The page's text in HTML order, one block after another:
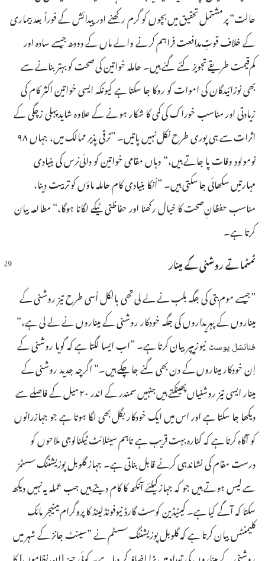
حالت“‏ پر مشتمل تحقیق میں بچوں کو گرم رکھنے اور پیدائش کے فوراً بعد بیماری
کے خلاف قوتِ‌مدافعت فراہم کرنے والے ماں کے دودھ جیسے سادہ اور
کم‌قیمت طریقے تجویز کئے گئے ہیں۔‏ حاملہ خواتین کی صحت کو بہتر بنانے سے
بھی نوزائیدگان کی اموات کو روکا جا سکتا ہے کیونکہ ایسی خواتین اکثر کام کی
زیادتی اور مناسب خوراک کی کمی کا شکار ہونے کے علاوہ شاید پہلی زچگی کے
اثرات سے ہی پوری طرح نکل نہیں پاتیں۔‏ ”‏ترقی پذیر ممالک میں،‏ جہاں ۹۸
نومولود وفات پا جاتے ہیں،‏“‏ وہاں مقامی خواتین کو دائی‌نرس کی بنیادی
مہارتیں سکھائی جا سکتی ہیں۔‏ ”‏اُنکا بنیادی کام حاملہ ماؤں کو تربیت دینا،‏
مناسب حفظانِ‌صحت کا خیال رکھنا اور حفاظتی ٹیکے لگانا ہوگا،‏“‏ مطالعہ بیان
کرتا ہے۔‏
ٹمٹماتے روشنی کے مینار
‏”‏جیسے موم‌بتی کی جگہ بلب نے لے لی تھی بالکل اُسی طرح تیز روشنی کے
میناروں کے پہریداروں کی جگہ خودکار روشنی کے میناروں نے لے لی ہے،‏“‏
فنانشل پوسٹنیوزپیپر بیان کرتا ہے۔‏ ”‏اب ایسا لگتا ہے کہ گویا روشنی کے
اِن خودکار میناروں کے دن بھی گنے جا چکے ہیں۔‏“‏ اگرچہ جدید روشنی کے
مینار ایسی تیز روشنیاں پھینکتے ہیں جنہیں سمندر کے اندر ۲۰ میل کے فاصلے سے
دیکھا جا سکتا ہے اور اس میں ایک خودکار بگل بھی لگا ہوتا ہے جو جہازرانوں
کو آگاہ کرتا ہے کہ کنارہ بہت قریب ہے تاہم سیٹلائٹ ٹیکنالوجی ملاحوں کو
درست مقام کی نشاندہی کرنے قابل بناتی ہے۔‏ جہاز گلوبل پوزیشننگ سسٹمز
سے لیس ہوتے ہیں جو کہ جہاز کیلئے آنکھ کا کام دیتے ہیں جب عملہ یہ نہیں دیکھ
سکتا کہ آگے کیا ہے۔‏ کینیڈین کوسٹ گارڈ نیوفونڈلینڈ کا پروگرام مینیجر مائک
کلیمنٹس بیان کرتا ہے کہ گلوبل پوزیشننگ سسٹم نے ”‏سینٹ جانز کے شہر میں